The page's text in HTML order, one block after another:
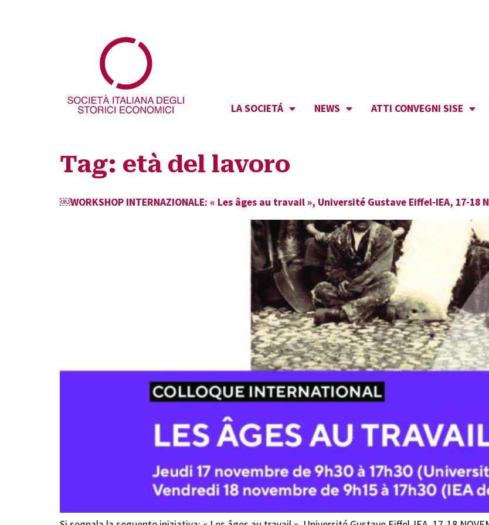
LA SOCIETÁ NEWS ATTI CONVEGNI SISE
Tag: età del lavoro
￼WORKSHOP INTERNAZIONALE: « Les âges au travail », Université Gustave Eiffel-IEA, 17-18